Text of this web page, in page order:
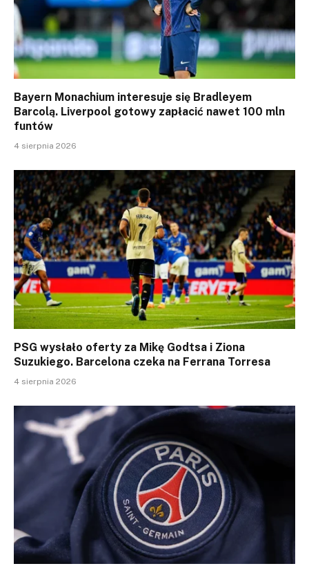
Bayern Monachium interesuje się Bradleyem
Barcolą. Liverpool gotowy zapłacić nawet 100 mln
funtów
4 sierpnia 2026
PSG wysłało oferty za Mikę Godtsa i Ziona
Suzukiego. Barcelona czeka na Ferrana Torresa
4 sierpnia 2026